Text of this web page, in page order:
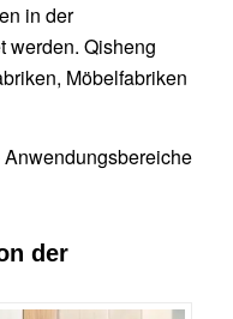
in der
werden. Qisheng
Möbelfabriken
der